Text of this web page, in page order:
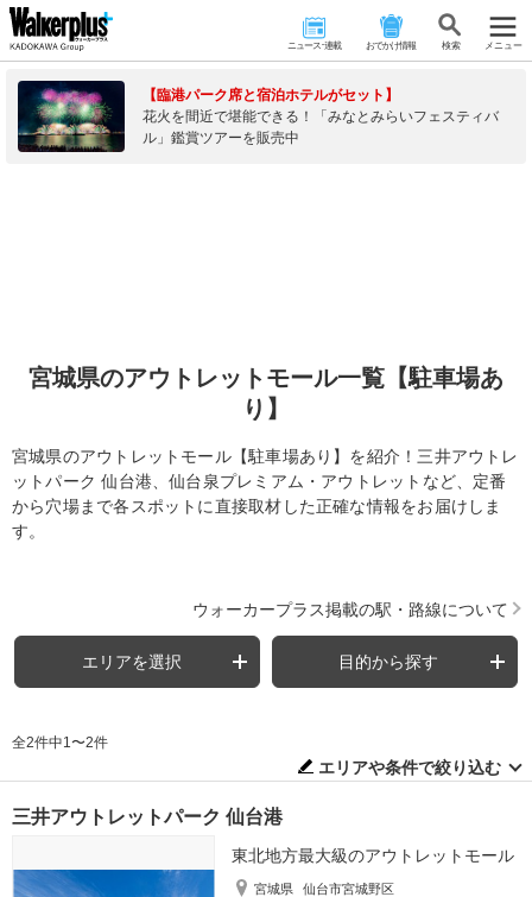
ニュース･連載 おでかけ情報 検 索 メニュー
【臨港パーク席と宿泊ホテルがセット】
花火を間近で堪能できる！「みなとみらいフェスティバ
ル」鑑賞ツアーを販売中
宮城県のアウトレットモール一覧【駐車場あ
り】
宮城県のアウトレットモール【駐車場あり】を紹介！三井アウトレ
ットパーク 仙台港、仙台泉プレミアム・アウトレットなど、定番
から穴場まで各スポットに直接取材した正確な情報をお届けしま
す。
ウォーカープラス掲載の駅・路線について
エリアを選択 目的から探す
全2件中1〜2件
エリアや条件で絞り込む
三井アウトレットパーク 仙台港
東北地方最大級のアウトレットモール
宮城県 仙台市宮城野区